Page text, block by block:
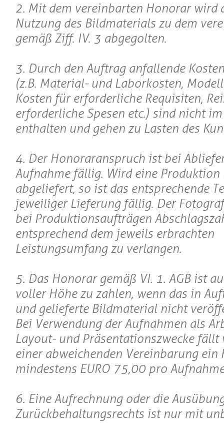
2. Mit dem vereinbarten Honorar wird
Nutzung des Bildmaterials zu dem
gemäß Ziff. IV. 3 abgegolten.
3. Durch den Auftrag anfallende
(z.B. Material- und Laborkosten,
Kosten für erforderliche Requisiten,
erforderliche Spesen etc.) sind nicht
enthalten und gehen zu Lasten des
4. Der Honoraranspruch ist bei
Aufnahme fällig. Wird eine Produktion
abgeliefert, so ist das entsprechende
jeweiliger Lieferung fällig. Der
bei Produktionsaufträgen
entsprechend dem jeweils erbrachten
Leistungsumfang zu verlangen.
5. Das Honorar gemäß VI. 1. AGB ist
voller Höhe zu zahlen, wenn das in
und gelieferte Bildmaterial nicht
Bei Verwendung der Aufnahmen als
Layout- und Präsentationszwecke
einer abweichenden Vereinbarung ein
mindestens EURO 75,00 pro
6. Eine Aufrechnung oder die
Zurückbehaltungsrechts ist nur mit